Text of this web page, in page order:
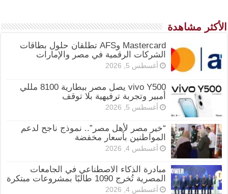
الأكثر مشاهدة
Mastercard وAFS تطلقان حلول بطاقات
الشركات الرقمية في مصر والإمارات
أغسطس 5, 2026
vivo Y500 يصل مصر ببطارية 8100 مللي
أمبير وتجربة ترفيهية بلا توقف
أغسطس 5, 2026
“خير مصر لأهل مصر”.. نموذج ناجح لدعم
المواطنين بأسعار مخفضة
أغسطس 4, 2026
مبادرة الذكاء الاصطناعي في الجامعات
المصرية تُخرج 1090 طالبًا بمشروعات مبتكرة
أغسطس 4, 2026